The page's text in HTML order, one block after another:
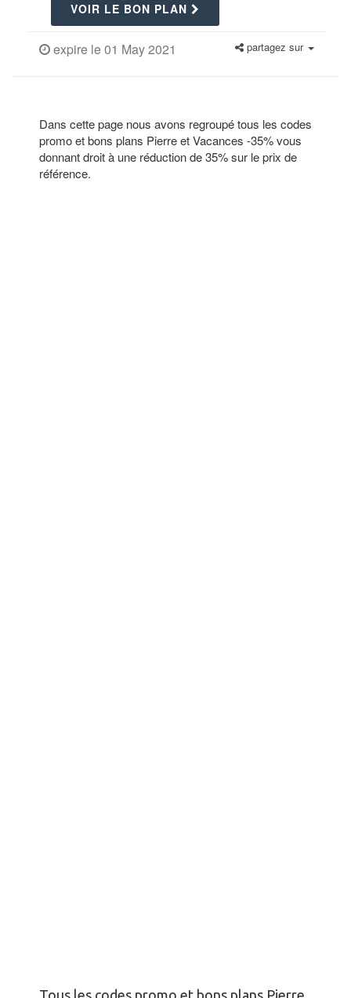
VOIR LE BON PLAN
expire le 01 May 2021 partagez sur
Dans cette page nous avons regroupé tous les codes
promo et bons plans Pierre et Vacances -35% vous
donnant droit à une réduction de 35% sur le prix de
référence.
Tous les codes promo et bons plans Pierre